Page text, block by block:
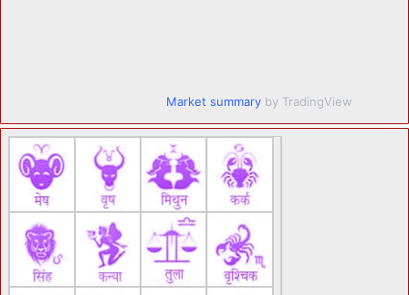
Market summary by TradingView